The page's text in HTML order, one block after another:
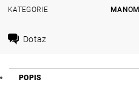
KATEGORIE
Dotaz
POPIS